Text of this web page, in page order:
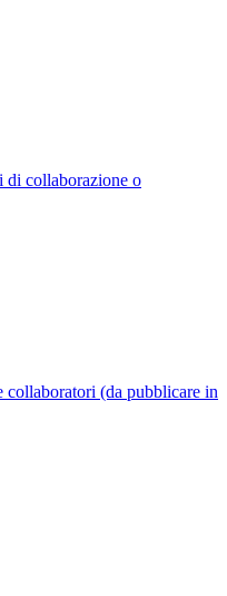
collaborazione o
collaboratori (da pubblicare in